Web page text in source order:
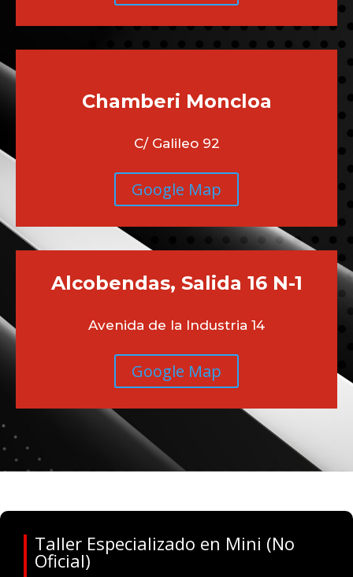
Chamberi Moncloa
C/ Galileo 92
Google Map
Alcobendas, Salida 16 N-1
Avenida de la Industria 14
Google Map
Taller Especializado en Mini (No
Oficial)